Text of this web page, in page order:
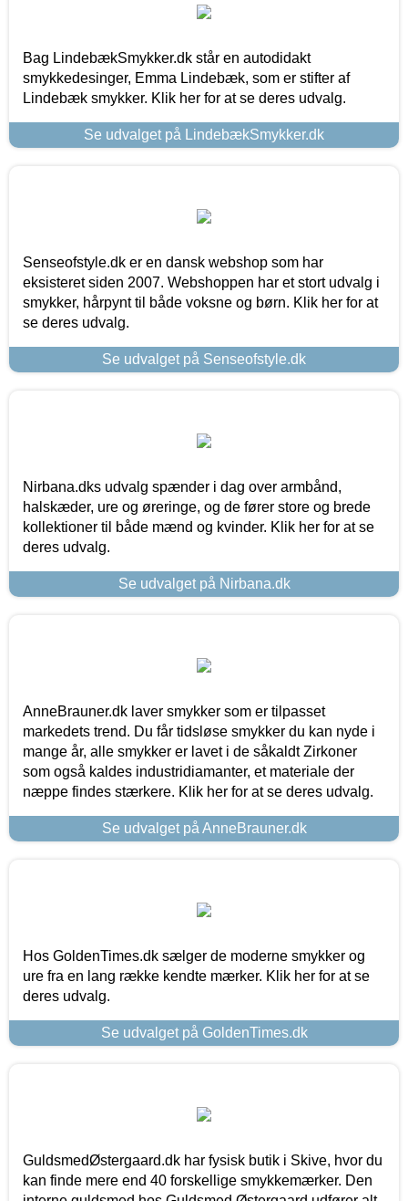
Bag LindebækSmykker.dk står en autodidakt
smykkedesinger, Emma Lindebæk, som er stifter af
Lindebæk smykker. Klik her for at se deres udvalg.
Se udvalget på LindebækSmykker.dk
Senseofstyle.dk er en dansk webshop som har
eksisteret siden 2007. Webshoppen har et stort udvalg i
smykker, hårpynt til både voksne og børn. Klik her for at
se deres udvalg.
Se udvalget på Senseofstyle.dk
Nirbana.dks udvalg spænder i dag over armbånd,
halskæder, ure og øreringe, og de fører store og brede
kollektioner til både mænd og kvinder. Klik her for at se
deres udvalg.
Se udvalget på Nirbana.dk
AnneBrauner.dk laver smykker som er tilpasset
markedets trend. Du får tidsløse smykker du kan nyde i
mange år, alle smykker er lavet i de såkaldt Zirkoner
som også kaldes industridiamanter, et materiale der
næppe findes stærkere. Klik her for at se deres udvalg.
Se udvalget på AnneBrauner.dk
Hos GoldenTimes.dk sælger de moderne smykker og
ure fra en lang række kendte mærker. Klik her for at se
deres udvalg.
Se udvalget på GoldenTimes.dk
GuldsmedØstergaard.dk har fysisk butik i Skive, hvor du
kan finde mere end 40 forskellige smykkemærker. Den